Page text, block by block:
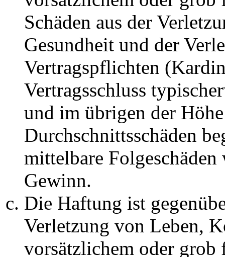
Schäden aus der
Gesundheit und der
Vertragspflichten
Vertragsschluss
und im übrigen der
Durchschnittsschäden
mittelbare Folgeschäden
Gewinn.
Die Haftung ist
Verletzung von Leben,
vorsätzlichem oder grob